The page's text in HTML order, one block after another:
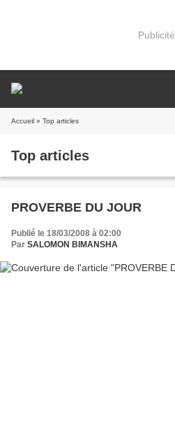
Publicité
Accueil » Top articles
Top articles
PROVERBE DU JOUR
Publié le 18/03/2008 à 02:00
Par SALOMON BIMANSHA